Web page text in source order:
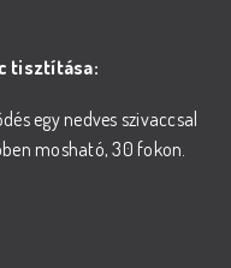
tisztítása:
egy nedves szivaccsal
mosható, 30 fokon.